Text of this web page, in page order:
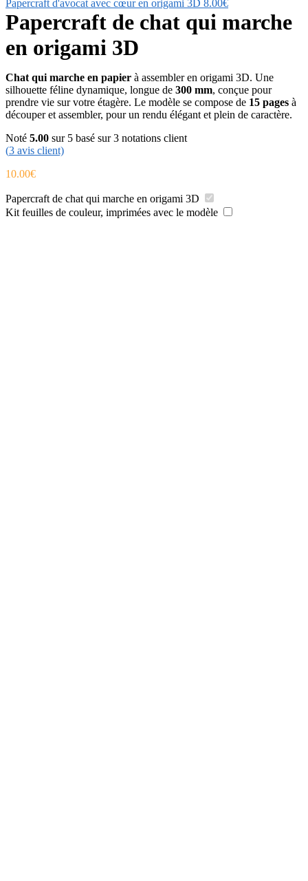
Papercraft d'avocat avec cœur en origami 3D 8.00€
Papercraft de chat qui marche
en origami 3D
Chat qui marche en papier à assembler en origami 3D. Une
silhouette féline dynamique, longue de 300 mm, conçue pour
prendre vie sur votre étagère. Le modèle se compose de 15 pages à
découper et assembler, pour un rendu élégant et plein de caractère.
Noté 5.00 sur 5 basé sur3 notations client
(3 avis client)
10.00€
Papercraft de chat qui marche en origami 3D
Kit feuilles de couleur, imprimées avec le modèle